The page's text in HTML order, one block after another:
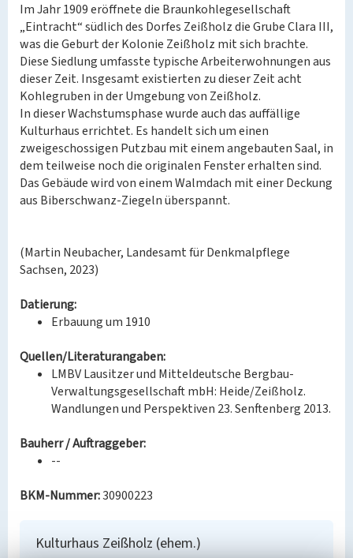
Im Jahr 1909 eröffnete die Braunkohlegesellschaft
„Eintracht“ südlich des Dorfes Zeißholz die Grube Clara III,
was die Geburt der Kolonie Zeißholz mit sich brachte.
Diese Siedlung umfasste typische Arbeiterwohnungen aus
dieser Zeit. Insgesamt existierten zu dieser Zeit acht
Kohlegruben in der Umgebung von Zeißholz.
In dieser Wachstumsphase wurde auch das auffällige
Kulturhaus errichtet. Es handelt sich um einen
zweigeschossigen Putzbau mit einem angebauten Saal, in
dem teilweise noch die originalen Fenster erhalten sind.
Das Gebäude wird von einem Walmdach mit einer Deckung
aus Biberschwanz-Ziegeln überspannt.
(Martin Neubacher, Landesamt für Denkmalpflege
Sachsen, 2023)
Datierung:
Erbauung um 1910
Quellen/Literaturangaben:
LMBV Lausitzer und Mitteldeutsche Bergbau-
Verwaltungsgesellschaft mbH: Heide/Zeißholz.
Wandlungen und Perspektiven 23. Senftenberg 2013.
Bauherr / Auftraggeber:
--
BKM-Nummer:30900223
Kulturhaus Zeißholz (ehem.)